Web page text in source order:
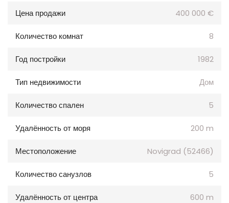
Цена продажи 400 000 €
Количество комнат 8
Год постройки 1982
Тип недвижимости Дом
Количество спален 5
Удалённость от моря 200 m
Местоположение Novigrad (52466)
Количество санузлов 5
Удалённость от центра 600 m